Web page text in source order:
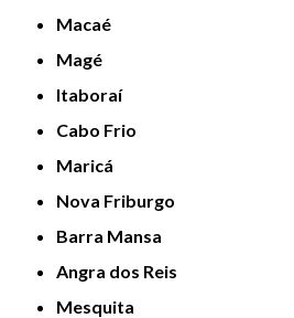
Macaé
Magé
Itaboraí
Cabo Frio
Maricá
Nova Friburgo
Barra Mansa
Angra dos Reis
Mesquita